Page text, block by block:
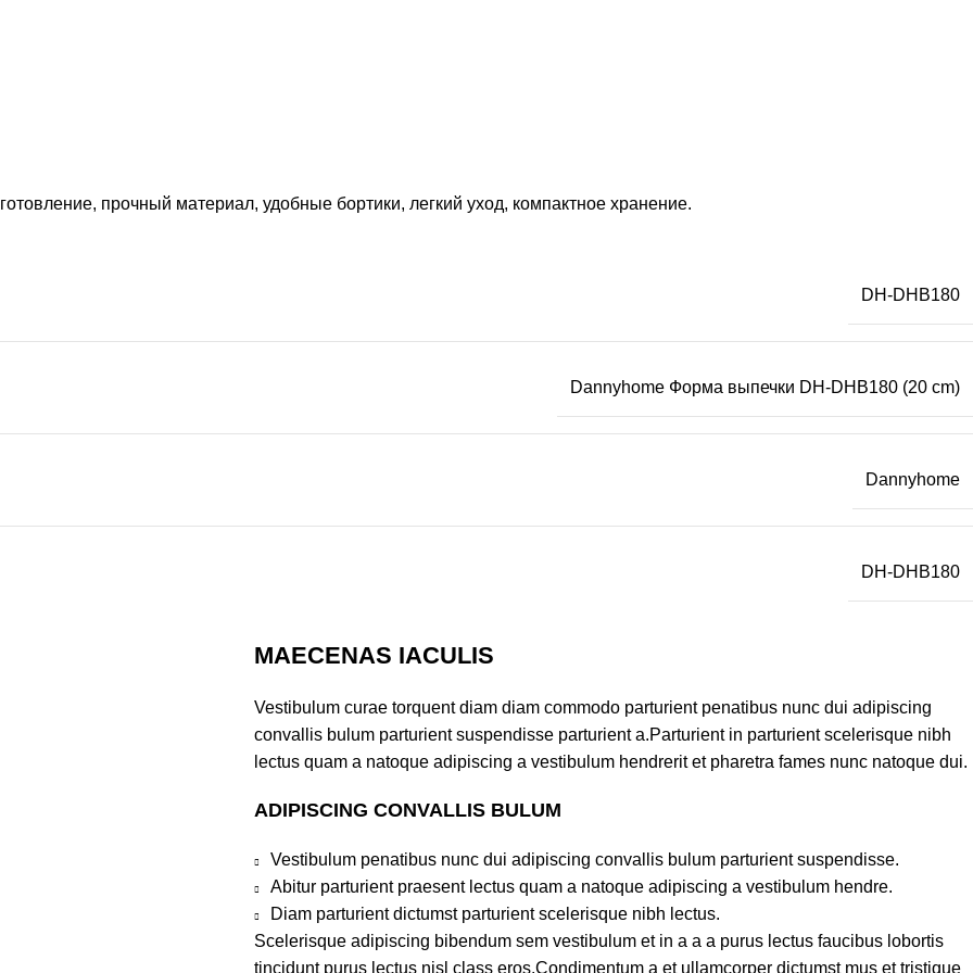
прочный материал, удобные бортики, легкий уход, компактное хранение.
DH-DHB180
Dannyhome Форма выпечки DH-DHB180 (20 cm)
Dannyhome
DH-DHB180
MAECENAS IACULIS
Vestibulum curae torquent diam diam commodo parturient penatibus nunc dui adipiscing
convallis bulum parturient suspendisse parturient a.Parturient in parturient scelerisque nibh
lectus quam a natoque adipiscing a vestibulum hendrerit et pharetra fames nunc natoque dui.
ADIPISCING CONVALLIS BULUM
Vestibulum penatibus nunc dui adipiscing convallis bulum parturient suspendisse.
Abitur parturient praesent lectus quam a natoque adipiscing a vestibulum hendre.
Diam parturient dictumst parturient scelerisque nibh lectus.
Scelerisque adipiscing bibendum sem vestibulum et in a a a purus lectus faucibus lobortis
tincidunt purus lectus nisl class eros.Condimentum a et ullamcorper dictumst mus et tristique